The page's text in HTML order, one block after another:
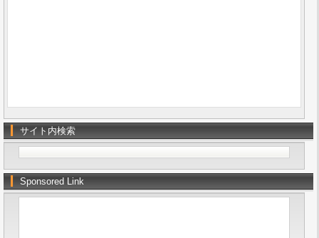
サイト内検索
Sponsored Link